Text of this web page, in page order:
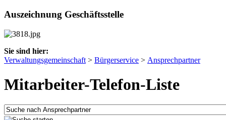
Auszeichnung Geschäftsstelle
Sie sind hier:
Verwaltungsgemeinschaft > Bürgerservice > Ansprechpartner
Mitarbeiter-Telefon-Liste